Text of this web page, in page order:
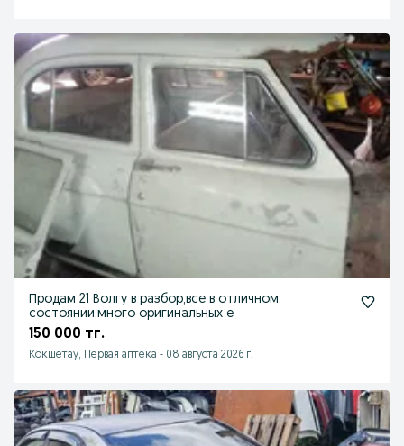
Продам 21 Волгу в разбор,все в отличном
состоянии,много оригинальных е
150 000 тг.
Кокшетау, Первая аптека - 08 августа 2026 г.